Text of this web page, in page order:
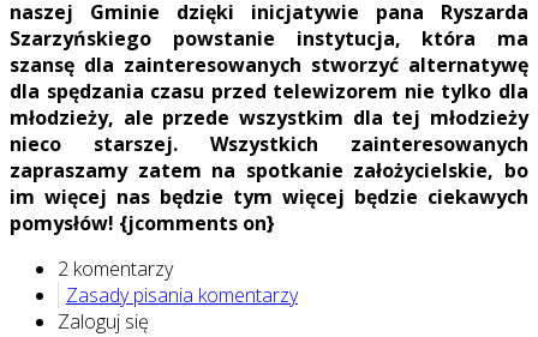
naszej Gminie dzięki inicjatywie pana Ryszarda
Szarzyńskiego powstanie instytucja, która ma
szansę dla zainteresowanych stworzyć alternatywę
dla spędzania czasu przed telewizorem nie tylko dla
młodzieży, ale przede wszystkim dla tej młodzieży
nieco starszej. Wszystkich zainteresowanych
zapraszamy zatem na spotkanie założycielskie, bo
im więcej nas będzie tym więcej będzie ciekawych
pomysłów! {jcomments on}
2 komentarzy
Zasady pisania komentarzy
Zaloguj się